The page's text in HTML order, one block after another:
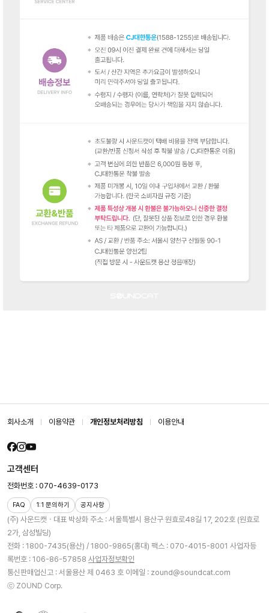
회사소개 이용약관 개인정보처리방침 이용안내
(주) 사운드캣ㆍ대표 박상화 주소 : 서울특별시 용산구 원효로48길 17, 202호 (원효로
2가, 삼성빌딩)
전화 : 1800-7435(용산) / 1800-9865(홍대) 팩스 : 070-4015-8001 사업자등
록번호 : 106-86-57858 사업자정보확인
통신판매업신고 : 서울용산 제 0463 호 이메일 : zound@soundcat.com
ⓒ ZOUND Corp.
고객센터
전화번호 : 070-4639-0173
FAQ 1:1 문의하기 공지사항